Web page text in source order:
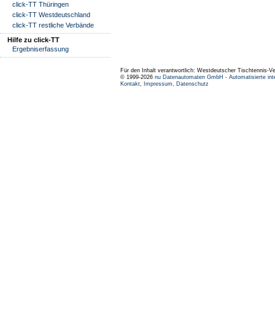
click-TT Thüringen
click-TT Westdeutschland
click-TT restliche Verbände
Hilfe zu click-TT
Ergebniserfassung
Für den Inhalt verantwortlich: Westdeutscher Tischtennis-
© 1999-2026 nu Datenautomaten GmbH - Automatisierte
Kontakt, Impressum, Datenschutz